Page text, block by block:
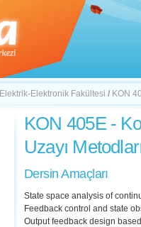
Elektrik-Elektronik Fakültesi / KON
KON 405E -
Uzayı
Dersin Amaçları
State space analysis of
Feedback control and state
Output feedback design